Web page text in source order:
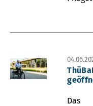
Das